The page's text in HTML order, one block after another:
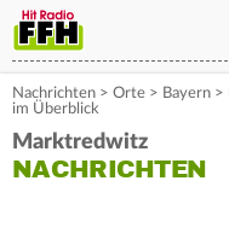
Nachrichten > Orte > Bayern >
im Überblick
Marktredwitz
NACHRICHTEN